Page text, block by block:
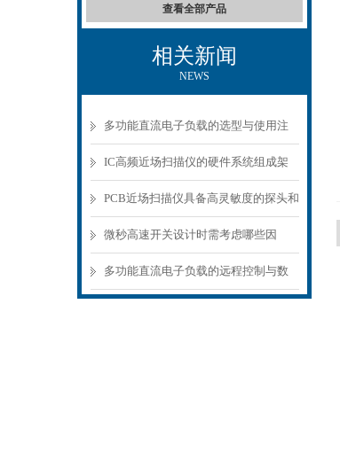
查看全部产品
相关新闻
NEWS
多功能直流电子负载的选型与使用注
意事项
IC高频近场扫描仪的硬件系统组成架
构分析
PCB近场扫描仪具备高灵敏度的探头和
精密的扫描机构
微秒高速开关设计时需考虑哪些因
素？
多功能直流电子负载的远程控制与数